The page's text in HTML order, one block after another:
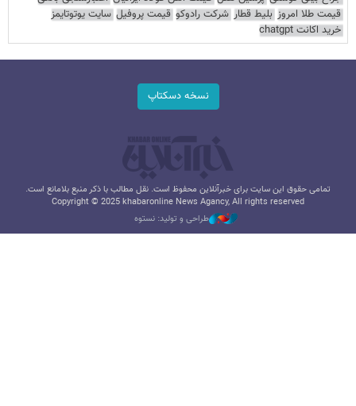
قیمت طلا امروز بلیط قطار شرکت رادوکو قیمت پروفیل سایت یوتوتایمز
خرید اکانت chatgpt
نسخه دسکتاپ
تمامی حقوق این سایت برای خبرآنلاین محفوظ است. نقل مطالب با ذکر منبع بلامانع است.
Copyright © 2025 khabaronline News Agancy, All rights reserved
طراحی و تولید: نستوه